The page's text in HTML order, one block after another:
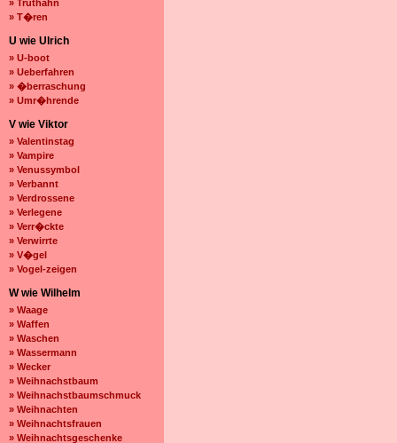
» Truthahn
» T�ren
U wie Ulrich
» U-boot
» Ueberfahren
» �berraschung
» Umr�hrende
V wie Viktor
» Valentinstag
» Vampire
» Venussymbol
» Verbannt
» Verdrossene
» Verlegene
» Verr�ckte
» Verwirrte
» V�gel
» Vogel-zeigen
W wie Wilhelm
» Waage
» Waffen
» Waschen
» Wassermann
» Wecker
» Weihnachstbaum
» Weihnachstbaumschmuck
» Weihnachten
» Weihnachtsfrauen
» Weihnachtsgeschenke